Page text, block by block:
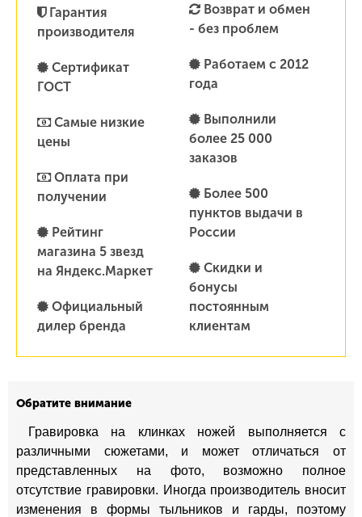
Гарантия
производителя
Сертификат
ГОСТ
Самые низкие
цены
Оплата при
получении
Рейтинг
магазина 5 звезд
на Яндекс.Маркет
Официальный
дилер бренда
Возврат и обмен
- без проблем
Работаем с 2012
года
Выполнили
более 25 000
заказов
Более 500
пунктов выдачи в
России
Скидки и
бонусы
постоянным
клиентам
Обратите внимание
Гравировка на клинках ножей выполняется с
различными сюжетами, и может отличаться от
представленных на фото, возможно полное
отсутствие гравировки. Иногда производитель вносит
изменения в формы тыльников и гарды, поэтому